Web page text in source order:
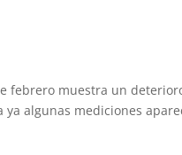
febrero muestra un
algunas mediciones